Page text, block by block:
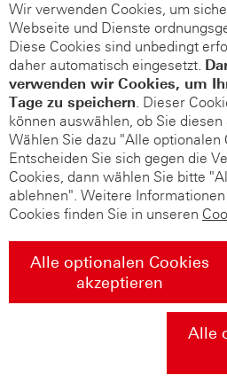
Wir verwenden Cookies, um
Webseite und Dienste
Diese Cookies sind unbedingt
daher automatisch eingesetzt.
verwenden wir Cookies, um
Tage zu speichern. Dieser
können auswählen, ob Sie
Wählen Sie dazu "Alle optionalen
Entscheiden Sie sich gegen die
Cookies, dann wählen Sie bitte
ablehnen". Weitere
Cookies finden Sie in unseren
Alle optionalen Cookies
akzeptieren
Alle